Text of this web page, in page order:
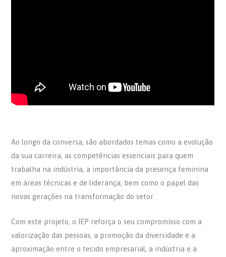
Ao longo da conversa, são abordados temas como a evolução
da sua carreira, as competências essenciais para quem
trabalha na indústria, a importância da presença feminina
em áreas técnicas e de liderança, bem como o papel das
novas gerações na transformação do setor.
Com este projeto, o IEP reforça o seu compromisso com a
valorização das pessoas, a promoção da diversidade e a
aproximação entre o tecido empresarial, a indústria e a